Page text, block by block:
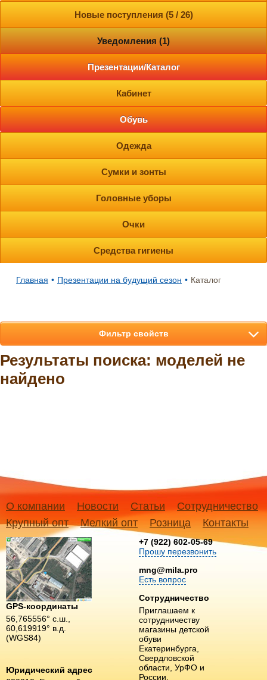
Новые поступления (5 / 26)
Уведомления (1)
Презентации/Каталог
Кабинет
Обувь
Одежда
Сумки и зонты
Головные уборы
Очки
Средства гигиены
Главная • Презентации на будущий сезон • Каталог
Результаты поиска: моделей не
найдено
Фильтр свойств
О компании Новости Статьи
Сотрудничество
Крупный опт
Мелкий опт Розница Контакты
GPS-координаты
56,765556° с.ш.,
60,619919° в.д.
(WGS84)
Юридический адрес
+7 (922) 602-05-69
Прошу перезвонить
mng@mila.pro
Есть вопрос
Сотрудничество
Приглашаем к
сотрудничеству
магазины детской
обуви
Екатеринбурга,
Свердловской
области, УрФО и
России.